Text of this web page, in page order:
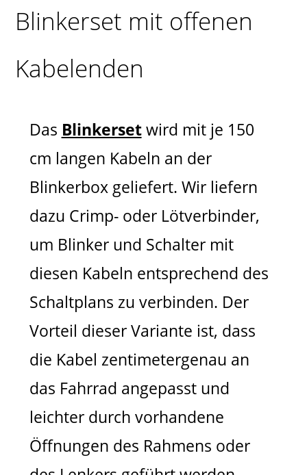
Blinkerset mit offenen
Kabelenden
Das Blinkersetwird mit je 150
cm langen Kabeln an der
Blinkerbox geliefert. Wir liefern
dazu Crimp- oder Lötverbinder,
um Blinker und Schalter mit
diesen Kabeln entsprechend des
Schaltplans zu verbinden. Der
Vorteil dieser Variante ist, dass
die Kabel zentimetergenau an
das Fahrrad angepasst und
leichter durch vorhandene
Öffnungen des Rahmens oder